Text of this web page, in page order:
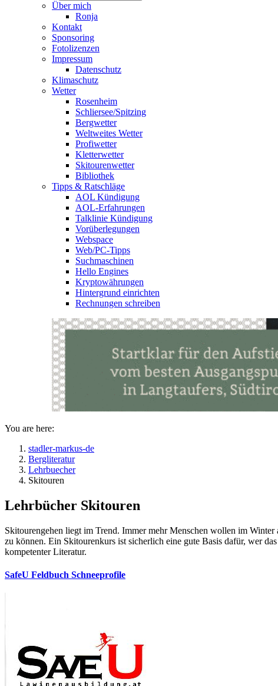
Über mich
Ronja
Kontakt
Sponsoring
Fotolizenzen
Impressum
Datenschutz
Klimaschutz
Wetter
Rosenheim
Schliersee/Spitzing
Bergwetter
Weltweites Wetter
Profiwetter
Kletterwetter
Skitourenwetter
Bibliothek
Tipps & Ratschläge
AOL Kündigung
AOL-Erfahrungen
Talklinie Kündigung
Vorüberlegungen
Webspace
Web/PC-Tipps
Suchmaschinen
Hello Engines
Kryptowährungen
Hintergrund einrichten
Rechnungen schreiben
You are here:
stadler-markus-de
Bergliteratur
Lehrbuecher
Skitouren
Lehrbücher Skitouren
Skitourengehen liegt im Trend. Immer mehr Menschen wollen im Winter
zu können. Ein Skitourenkurs ist sicherlich eine gute Basis dafür, wer
kompetenter Literatur.
SafeU Feldbuch Schneeprofile